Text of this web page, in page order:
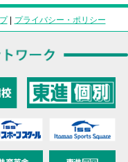
| プライバシー・ポリシー